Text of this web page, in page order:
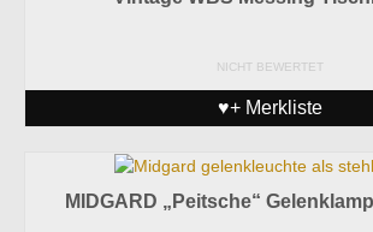
NICHT BEWERTET
♥+ Merkliste
MIDGARD „Peitsche“